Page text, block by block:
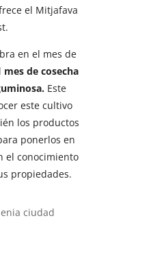
el Mitjafava
en el mes de
mes de cosecha
Este
este cultivo
los productos
ponerlos en
el conocimiento
propiedades.